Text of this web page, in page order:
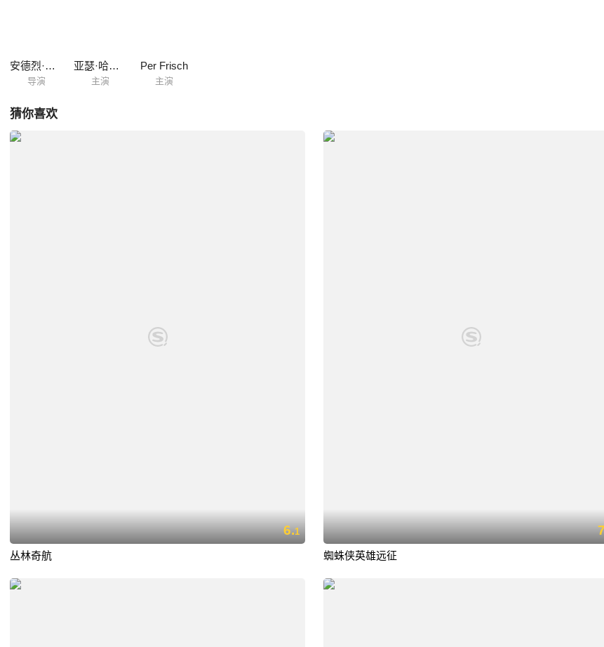
安德烈·艾弗道夫
导演
亚瑟·哈卡拉赫蒂
主演
Per Frisch
主演
猜你喜欢
6.1
丛林奇航 蜘蛛侠英雄远征